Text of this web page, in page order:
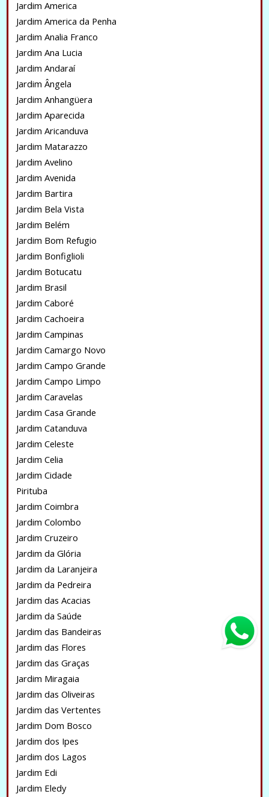
Jardim America
Jardim America da Penha
Jardim Analia Franco
Jardim Ana Lucia
Jardim Andaraí
Jardim Ângela
Jardim Anhangüera
Jardim Aparecida
Jardim Aricanduva
Jardim Matarazzo
Jardim Avelino
Jardim Avenida
Jardim Bartira
Jardim Bela Vista
Jardim Belém
Jardim Bom Refugio
Jardim Bonfiglioli
Jardim Botucatu
Jardim Brasil
Jardim Caboré
Jardim Cachoeira
Jardim Campinas
Jardim Camargo Novo
Jardim Campo Grande
Jardim Campo Limpo
Jardim Caravelas
Jardim Casa Grande
Jardim Catanduva
Jardim Celeste
Jardim Celia
Jardim Cidade
Pirituba
Jardim Coimbra
Jardim Colombo
Jardim Cruzeiro
Jardim da Glória
Jardim da Laranjeira
Jardim da Pedreira
Jardim das Acacias
Jardim da Saúde
Jardim das Bandeiras
Jardim das Flores
Jardim das Graças
Jardim Miragaia
Jardim das Oliveiras
Jardim das Vertentes
Jardim Dom Bosco
Jardim dos Ipes
Jardim dos Lagos
Jardim Edi
Jardim Eledy